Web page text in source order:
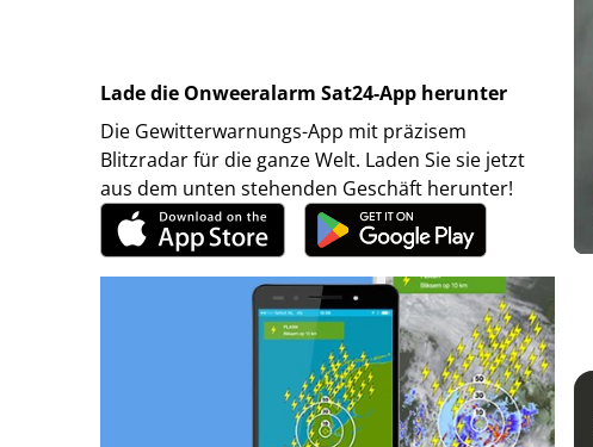
Lade die Onweeralarm Sat24-App herunter
Die Gewitterwarnungs-App mit präzisem
Blitzradar für die ganze Welt. Laden Sie sie jetzt
aus dem unten stehenden Geschäft herunter!